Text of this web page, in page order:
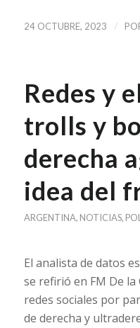
24 OCTUBRE, 2023 /
Redes y
trolls y
derecha
idea del
ARGENTINA, NOTICIAS,
El analista de datos
se refirió en FM De la
redes sociales por
de derecha y